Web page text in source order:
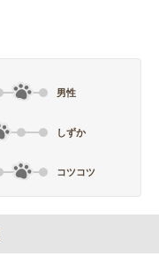
男性
しずか
コツコツ